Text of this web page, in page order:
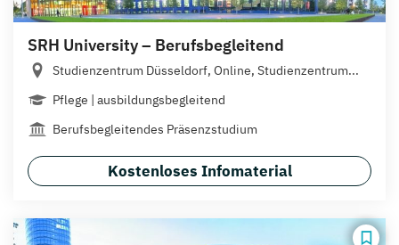
SRH University – Berufsbegleitend
Studienzentrum Düsseldorf, Online, Studienzentrum...
Pflege | ausbildungsbegleitend
Berufsbegleitendes Präsenzstudium
Kostenloses Infomaterial